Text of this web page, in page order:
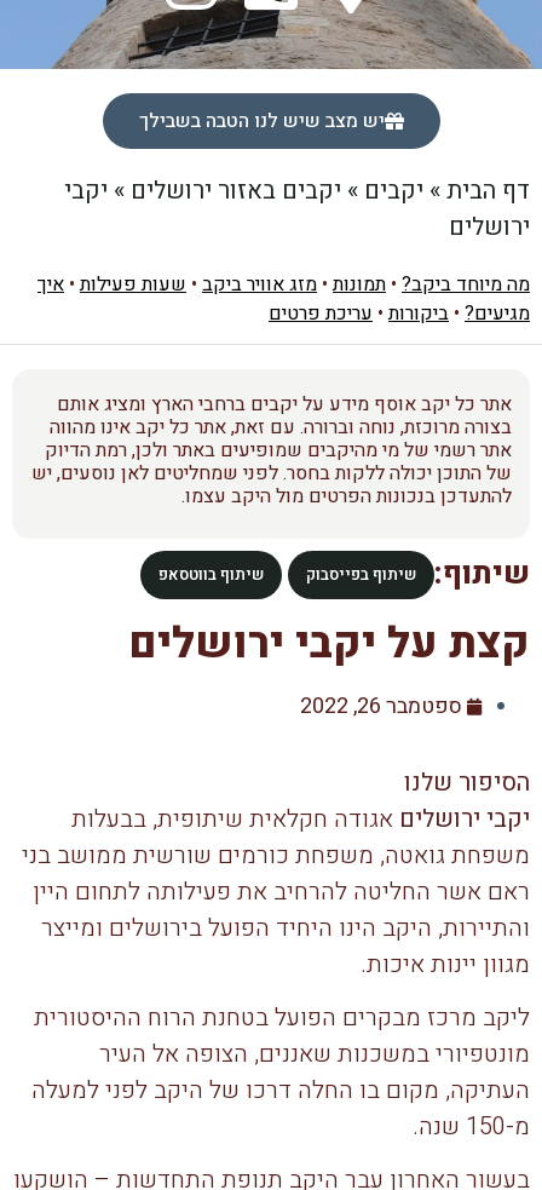
יש מצב שיש לנו הטבה בשבילך
דף הבית» יקבים » יקבים באזור ירושלים » יקבי
ירושלים
מה מיוחד ביקב? • תמונות• מזג אוויר ביקב • שעות פעילות• איך
מגיעים? • ביקורות• עריכת פרטים
אתר כל יקב אוסף מידע על יקבים ברחבי הארץ ומציג אותם
בצורה מרוכזת, נוחה וברורה. עם זאת, אתר כל יקב אינו מהווה
אתר רשמי של מי מהיקבים שמופיעים באתר ולכן, רמת הדיוק
של התוכן יכולה ללקות בחסר. לפני שמחליטים לאן נוסעים, יש
להתעדכן בנכונות הפרטים מול היקב עצמו.
שיתוף: שיתוף בפייסבוק שיתוף בווטסאפ
קצת על יקבי ירושלים
ספטמבר 26, 2022
הסיפור שלנו
יקבי ירושלים אגודה חקלאית שיתופית, בבעלות
משפחת גואטה, משפחת כורמים שורשית ממושב בני
ראם אשר החליטה להרחיב את פעילותה לתחום היין
והתיירות, היקב הינו היחיד הפועל בירושלים ומייצר
מגוון יינות איכות.
ליקב מרכז מבקרים הפועל בטחנת הרוח ההיסטורית
מונטפיורי במשכנות שאננים, הצופה אל העיר
העתיקה, מקום בו החלה דרכו של היקב לפני למעלה
מ-150 שנה.
בעשור האחרון עבר היקב תנופת התחדשות – הושקעו